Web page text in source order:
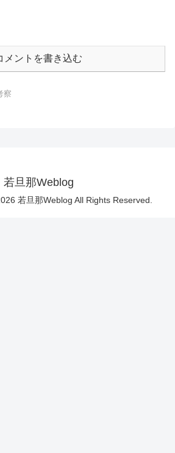
メントを書き込む
察
若旦那Weblog
若旦那Weblog All Rights Reserved.